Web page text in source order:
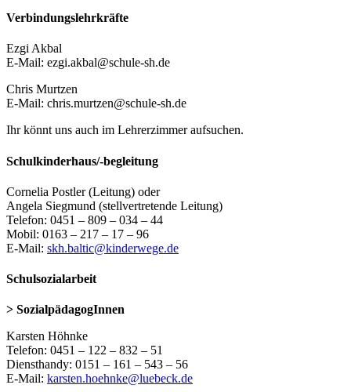
Verbindungslehrkräfte
Ezgi Akbal
E-Mail: ezgi.akbal@schule-sh.de
Chris Murtzen
E-Mail: chris.murtzen@schule-sh.de
Ihr könnt uns auch im Lehrerzimmer aufsuchen.
Schulkinderhaus/-begleitung
Cornelia Postler (Leitung) oder
Angela Siegmund (stellvertretende Leitung)
Telefon: 0451 – 809 – 034 – 44
Mobil: 0163 – 217 – 17 – 96
E-Mail: skh.baltic@kinderwege.de
Schulsozialarbeit
> SozialpädagogInnen
Karsten Höhnke
Telefon: 0451 – 122 – 832 – 51
Diensthandy: 0151 – 161 – 543 – 56
E-Mail: karsten.hoehnke@luebeck.de